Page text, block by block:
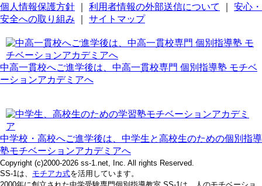
個人情報保護方針
利用者情報の外部送信について
安心・
安全への取り組み
サイトマップ
中高一貫校へご進学後は、中高一貫校専門 個別指導塾 モチベ
ーションアカデミアへ
中学校・高校へご進学後は、中学生と高校生のための個別指導
塾モチベーションアカデミアへ
Copyright (c)2000-2026 ss-1.net, Inc. All rights Reserved.
SS-1は、 モチアカ式を活用しています。